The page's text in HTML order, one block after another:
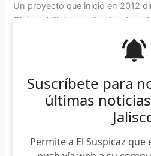
Suscríbete para
últimas
Permite a El Suspicaz
Un proyecto que inició en 2012
Chávez Villalvazo, director de
urbanos de Ciudad Guzmán, y
trayectoria de José Clemente
23 de noviembre se llevó acabo